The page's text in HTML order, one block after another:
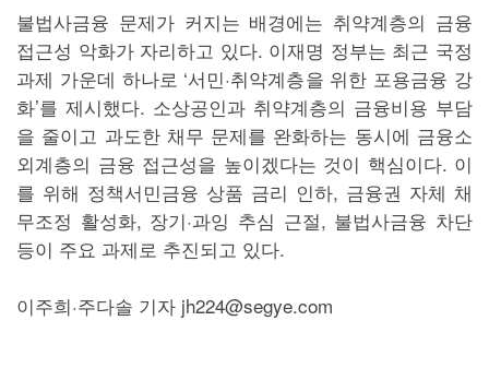
불법사금융 문제가 커지는 배경에는 취약계층의 금융
접근성 악화가 자리하고 있다. 이재명 정부는 최근 국정
과제 가운데 하나로 ‘서민·취약계층을 위한 포용금융 강
화’를 제시했다. 소상공인과 취약계층의 금융비용 부담
을 줄이고 과도한 채무 문제를 완화하는 동시에 금융소
외계층의 금융 접근성을 높이겠다는 것이 핵심이다. 이
를 위해 정책서민금융 상품 금리 인하, 금융권 자체 채
무조정 활성화, 장기·과잉 추심 근절, 불법사금융 차단
등이 주요 과제로 추진되고 있다.
이주희·주다솔 기자 jh224@segye.com